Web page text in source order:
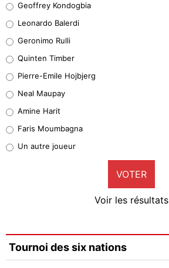
38%
32%
5%
1%
8%
Faris Moumbagna
4%
Geoffrey Kondogbia
Leonardo Balerdi
Geronimo Rulli
Quinten Timber
Pierre-Emile Hojbjerg
Neal Maupay
Amine Harit
Faris Moumbagna
Un autre joueur
VOTER
Voir les résultats
Tournoi des six nations